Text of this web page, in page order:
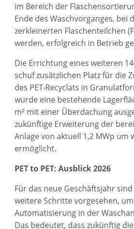
im Bereich der
Ende des Waschvorganges, bei
zerkleinerten Flaschenteilchen
werden, erfolgreich in Betrieb
Die Errichtung eines weiteren
schuf zusätzlichen Platz für die
des PET-Recyclats in
wurde eine bestehende
m² mit einer Überdachung
zukünftige Erweiterung der
Anlage von aktuell 1,2 MWp um
ermöglicht.
PET to PET: Ausblick 2026
Für das neue Geschäftsjahr sind
weitere Schritte vorgesehen,
Automatisierung in der
Das bedeutet, dass zukünftig